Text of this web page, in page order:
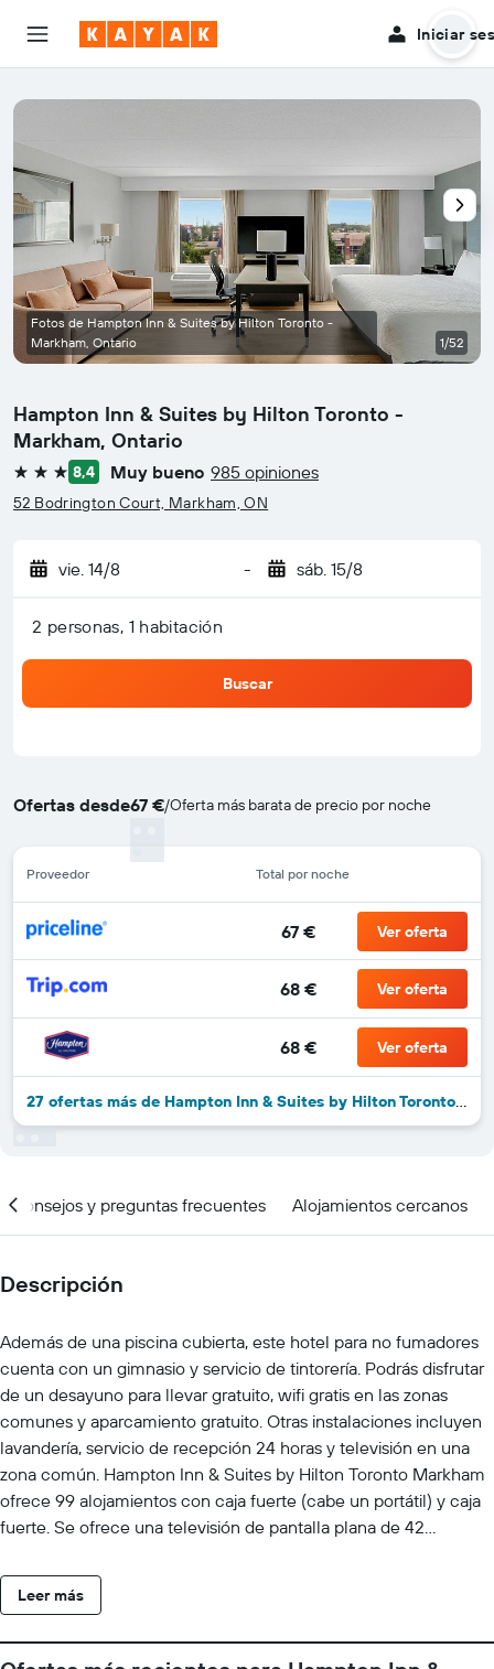
Iniciar
Hampton Inn & Suites by Hilton Toronto -
Markham, Ontario
3 estrellas
8,4 Muy bueno 985 opiniones
52 Bodrington Court, Markham, ON
vie. 14/8 - sáb. 15/8
2 personas, 1 habitación
Buscar
Ofertas desde67 €/Oferta más barata de precio por noche
Proveedor Total por noche
67 € Ver oferta
68 € Ver oferta
68 € Ver oferta
27 ofertas más de Hampton Inn & Suites by Hilton Toronto - Markham, Ontario
Fotos de Hampton Inn & Suites by Hilton Toronto -
Markham, Ontario
1/52
Consejos y preguntas frecuentes Alojamientos cercanos
Descripción
Además de una piscina cubierta, este hotel para no fumadores
cuenta con un gimnasio y servicio de tintorería. Podrás disfrutar
de un desayuno para llevar gratuito, wifi gratis en las zonas
comunes y aparcamiento gratuito. Otras instalaciones incluyen
lavandería, servicio de recepción 24 horas y televisión en una
zona común. Hampton Inn & Suites by Hilton Toronto Markham
ofrece 99 alojamientos con caja fuerte (cabe un portátil) y caja
fuerte. Se ofrece una televisión de pantalla plana de 42
microondas y cafetera y tetera. Este hotel en Markham ofrece
acceso a Internet por cable y wifi gratis. Los servicios para las
gratuitas (pueden existir restricciones). Se ofrece servicio de
Leer más